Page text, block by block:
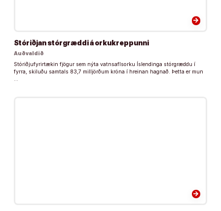
arrow_forward
Stóriðjan stórgræddi á orkukreppunni
Auðvaldið
Stóriðjufyrirtækin fjögur sem nýta vatnsaflsorku Íslendinga stórgræddu í
fyrra, skiluðu samtals 83,7 milljörðum króna í hreinan hagnað. Þetta er mun
arrow_forward